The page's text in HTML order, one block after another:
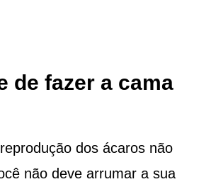
de fazer a cama
dos ácaros não
não deve arrumar a sua